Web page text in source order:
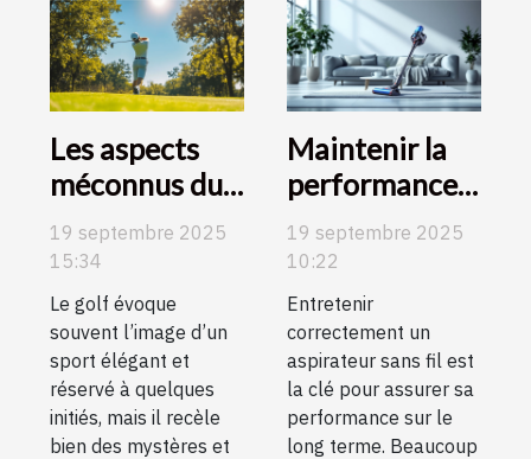
Les aspects
méconnus du
golf expliqués
pour tous les
niveaux
19 septembre 2025
15:34
Le golf évoque
souvent l’image d’un
sport élégant et
réservé à quelques
initiés, mais il recèle
bien des mystères et
Maintenir la
performance
de votre
aspirateur
sans fil avec un
entretien
adéquat
19 septembre 2025
10:22
Entretenir
correctement un
aspirateur sans fil est
la clé pour assurer sa
performance sur le
long terme. Beaucoup